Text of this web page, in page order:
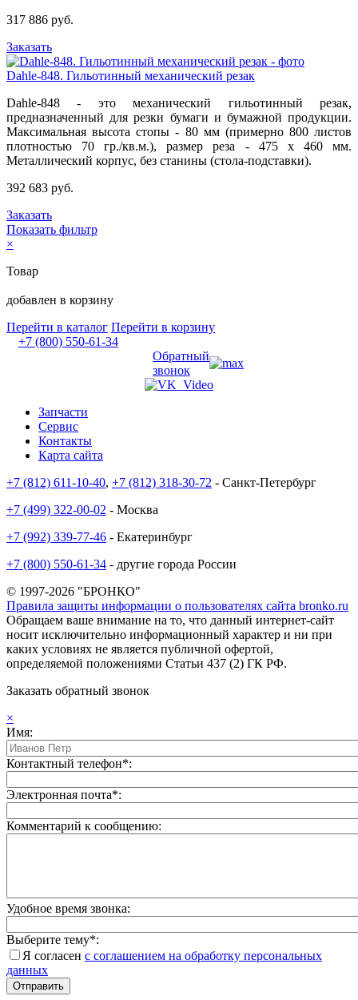
317 886 руб.
Заказать
Dahle-848. Гильотинный механический резак
Dahle-848 - это механический гильотинный резак,
предназначенный для резки бумаги и бумажной продукции.
Максимальная высота стопы - 80 мм (примерно 800 листов
плотностью 70 гр./кв.м.), размер реза - 475 х 460 мм.
Металлический корпус, без станины (стола-подставки).
392 683 руб.
Заказать
Показать фильтр
×
Товар
добавлен в корзину
Перейти в каталог Перейти в корзину
+7 (800) 550-61-34
Обратный
звонок
Запчасти
Сервис
Контакты
Карта сайта
+7 (812) 611-10-40, +7 (812) 318-30-72 - Санкт-Петербург
+7 (499) 322-00-02 - Москва
+7 (992) 339-77-46 - Екатеринбург
+7 (800) 550-61-34 - другие города России
© 1997-2026 "БРОНКО"
Правила защиты информации о пользователях сайта bronko.ru
Обращаем ваше внимание на то, что данный интернет-сайт
носит исключительно информационный характер и ни при
каких условиях не является публичной офертой,
определяемой положениями Статьи 437 (2) ГК РФ.
Заказать обратный звонок
×
Имя:
Контактный телефон*:
Электронная почта*:
Комментарий к сообщению:
Удобное время звонка:
Выберите тему*:
Я согласен с соглашением на обработку персональных
данных